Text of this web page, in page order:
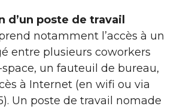
d’un poste de travail
notamment l’accès à un
entre plusieurs coworkers
un fauteuil de bureau,
à Internet (en wifi ou via
Un poste de travail nomade